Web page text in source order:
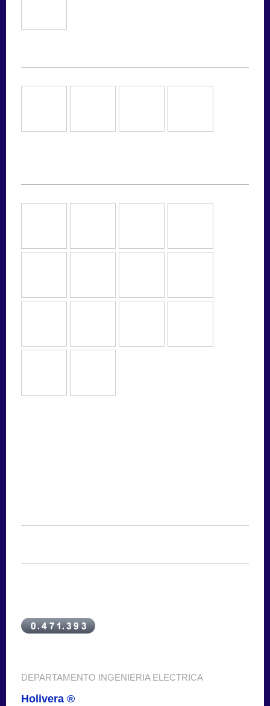
DEPARTAMENTO INGENIERIA ELECTRICA
Holivera ®